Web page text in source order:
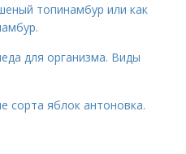
топинамбур или как
для организма. Виды
сорта яблок антоновка.